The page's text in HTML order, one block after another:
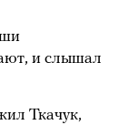
и слышал
Ткачук,